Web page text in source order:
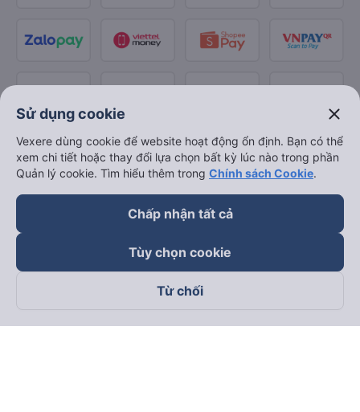
Theo dõi chúng tôi trên
Sử dụng cookie close
Vexere dùng cookie để website hoạt động ổn định. Bạn có thể
xem chi tiết hoặc thay đổi lựa chọn bất kỳ lúc nào trong phần
Quản lý cookie. Tìm hiểu thêm trong Chính sách Cookie.
Chấp nhận tất cả
Tùy chọn cookie
Từ chối